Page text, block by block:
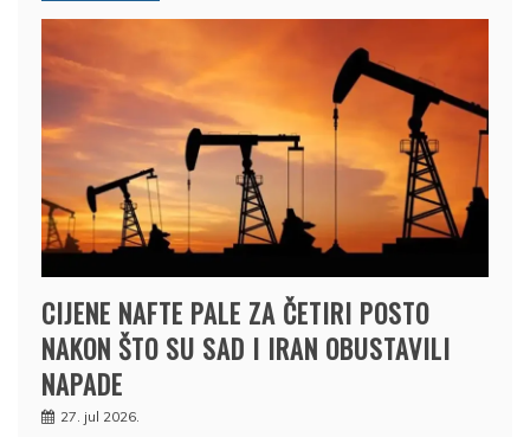
CIJENE NAFTE PALE ZA ČETIRI POSTO
NAKON ŠTO SU SAD I IRAN OBUSTAVILI
NAPADE
27. jul 2026.